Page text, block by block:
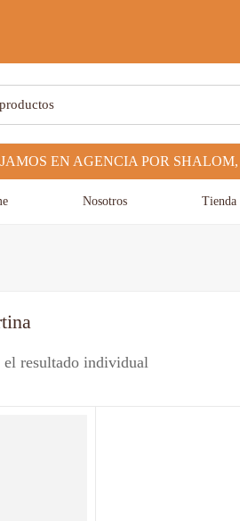
Nosotros Tienda
el resultado individual